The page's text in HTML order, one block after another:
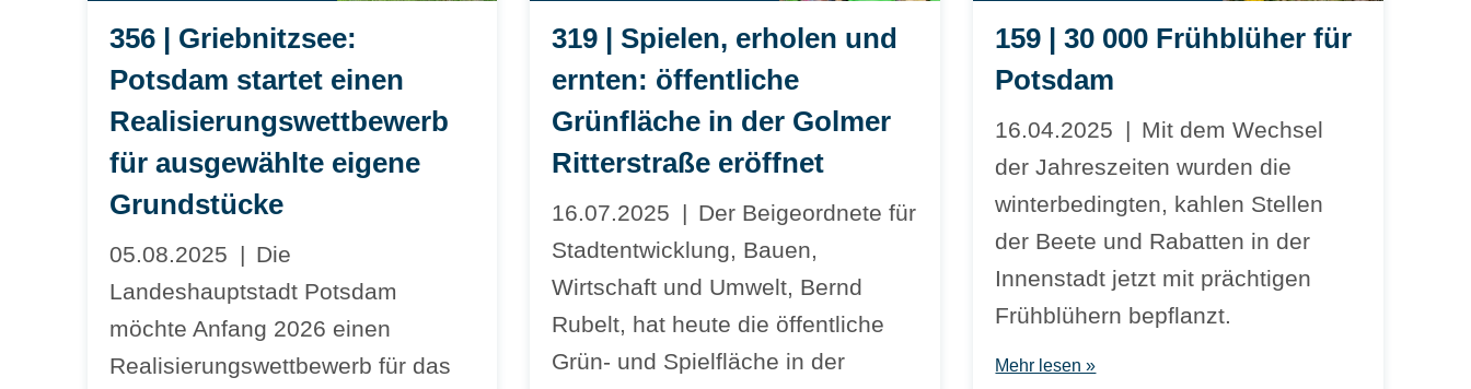
356 | Griebnitzsee:
Potsdam startet einen
Realisierungswettbewerb
für ausgewählte eigene
Grundstücke
05.08.2025
Die
Landeshauptstadt Potsdam
möchte Anfang 2026 einen
Realisierungswettbewerb für das
319 | Spielen, erholen und
ernten: öffentliche
Grünfläche in der Golmer
Ritterstraße eröffnet
16.07.2025
Der Beigeordnete für
Stadtentwicklung, Bauen,
Wirtschaft und Umwelt, Bernd
Rubelt, hat heute die öffentliche
Grün- und Spielfläche in der
159 | 30 000 Frühblüher für
Potsdam
16.04.2025
Mit dem Wechsel
der Jahreszeiten wurden die
winterbedingten, kahlen Stellen
der Beete und Rabatten in der
Innenstadt jetzt mit prächtigen
Frühblühern bepflanzt.
Mehr lesen »